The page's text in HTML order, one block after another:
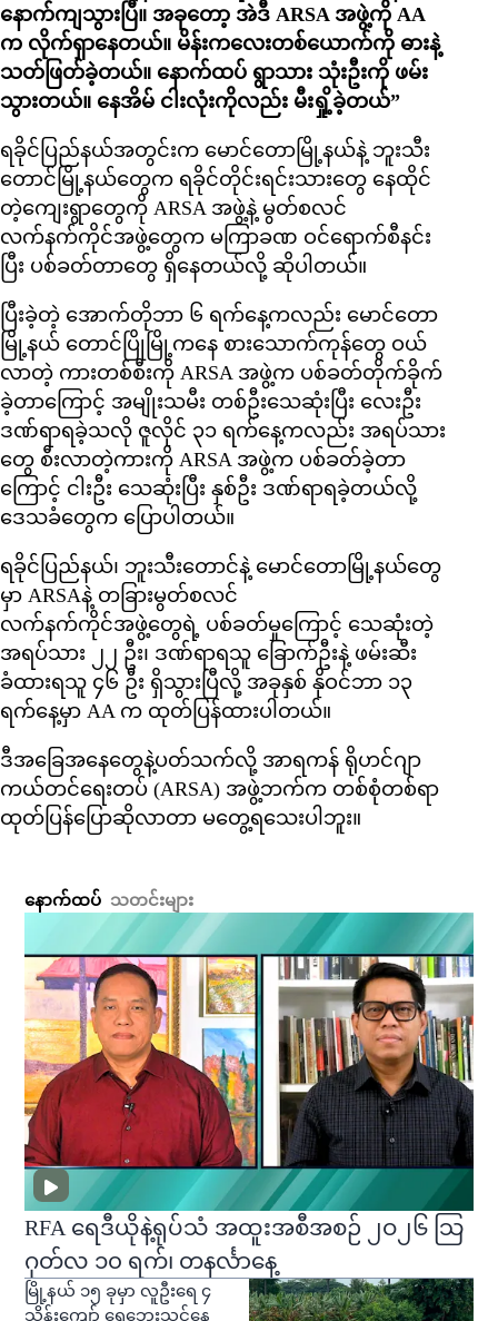
နောက်ကျသွားပြီ။ အခုတော့ အဲဒီ ARSA အဖွဲ့ကို AA
က လိုက်ရှာနေတယ်။ မိန်းကလေးတစ်ယောက်ကို ဓားနဲ့
သတ်ဖြတ်ခဲ့တယ်။ နောက်ထပ် ရွာသား သုံးဦးကို ဖမ်း
သွားတယ်။ နေအိမ် ငါးလုံးကိုလည်း မီးရှို့ခဲ့တယ်”
ရခိုင်ပြည်နယ်အတွင်းက မောင်တောမြို့နယ်နဲ့ ဘူးသီး
တောင်မြို့နယ်တွေက ရခိုင်တိုင်းရင်းသားတွေ နေထိုင်
တဲ့ကျေးရွာတွေကို ARSA အဖွဲ့နဲ့ မွတ်စလင်
လက်နက်ကိုင်အဖွဲ့တွေက မကြာခဏ ဝင်ရောက်စီနင်း
ပြီး ပစ်ခတ်တာတွေ ရှိနေတယ်လို့ ဆိုပါတယ်။
ပြီးခဲ့တဲ့ အောက်တိုဘာ ၆ ရက်နေ့ကလည်း မောင်တော
မြို့နယ် တောင်ပြိုမြို့ကနေ စားသောက်ကုန်တွေ ဝယ်
လာတဲ့ ကားတစ်စီးကို ARSA အဖွဲ့က ပစ်ခတ်တိုက်ခိုက်
ခဲ့တာကြောင့် အမျိုးသမီး တစ်ဦးသေဆုံးပြီး လေးဦး
ဒဏ်ရာရခဲ့သလို ဇူလိုင် ၃၁ ရက်နေ့ကလည်း အရပ်သား
တွေ စီးလာတဲ့ကားကို ARSA အဖွဲ့က ပစ်ခတ်ခဲ့တာ
ကြောင့် ငါးဦး သေဆုံးပြီး နှစ်ဦး ဒဏ်ရာရခဲ့တယ်လို့
ဒေသခံတွေက ပြောပါတယ်။
ရခိုင်ပြည်နယ်၊ ဘူးသီးတောင်နဲ့ မောင်တောမြို့နယ်တွေ
မှာ ARSAနဲ့ တခြားမွတ်စလင်
လက်နက်ကိုင်အဖွဲ့တွေရဲ့ ပစ်ခတ်မှုကြောင့် သေဆုံးတဲ့
အရပ်သား ၂၂ ဦး၊ ဒဏ်ရာရသူ ခြောက်ဦးနဲ့ ဖမ်းဆီး
ခံထားရသူ ၄၆ ဦး ရှိသွားပြီလို့ အခုနှစ် နိုဝင်ဘာ ၁၃
ရက်နေ့မှာ AA က ထုတ်ပြန်ထားပါတယ်။
ဒီအခြေအနေတွေနဲ့ပတ်သက်လို့ အာရကန် ရိုဟင်ဂျာ
ကယ်တင်ရေးတပ် (ARSA) အဖွဲ့ဘက်က တစ်စုံတစ်ရာ
ထုတ်ပြန်ပြောဆိုလာတာ မတွေ့ရသေးပါဘူး။
နောက်ထပ် သတင်းများ
RFA ရေဒီယိုနဲ့ရုပ်သံ အထူးအစီအစဉ် ၂ဝ၂၆ သြ
ဂုတ်လ ၁၀ ရက်၊ တနင်္လာနေ့
မြို့နယ် ၁၅ ခုမှာ လူဦးရေ ၄
သိန်းကျော် ရေဘေးသင့်နေ